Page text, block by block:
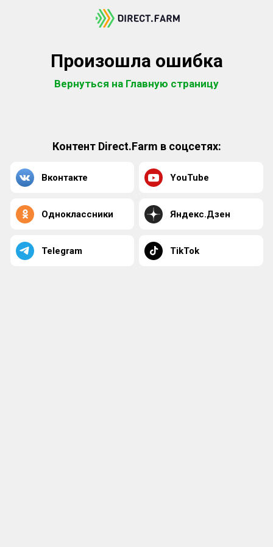
Произошла ошибка
Вернуться на Главную страницу
Контент Direct.Farm в соцсетях:
Вконтакте YouTube
Одноклассники Яндекс.Дзен
Telegram TikTok